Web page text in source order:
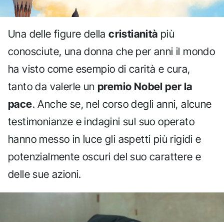
Una delle figure dellacristianità più
conosciute, una donna che per anni il mondo
ha visto come esempio di carità e cura,
tanto da valerle un premio Nobel per la
pace. Anche se, nel corso degli anni, alcune
testimonianze e indagini sul suo operato
hanno messo in luce gli aspetti più rigidi e
potenzialmente oscuri del suo carattere e
delle sue azioni.